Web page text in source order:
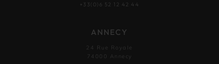
+33(0)6 52 12 42 44
ANNECY
24 Rue Royale
74000 Annecy